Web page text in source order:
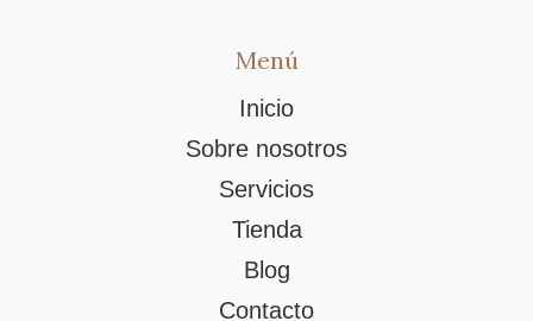
Menú
Inicio
Sobre nosotros
Servicios
Tienda
Blog
Contacto